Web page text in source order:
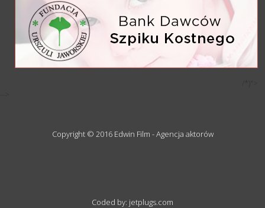
Copyright © 2016 Edwin Film - Agencja aktorów
Coded by: jetplugs.com